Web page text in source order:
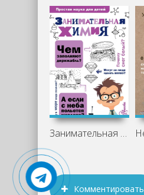
Занимательная химия - Людмила Савина
Комментировать